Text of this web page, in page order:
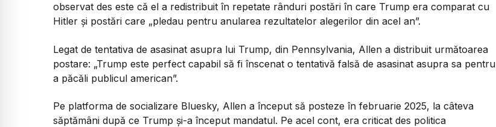
observat des este că el a redistribuit în repetate rânduri postări în care Trump era comparat cu
Hitler și postări care „pledau pentru anularea rezultatelor alegerilor din acel an”.
Legat de tentativa de asasinat asupra lui Trump, din Pennsylvania, Allen a distribuit următoarea
postare: „Trump este perfect capabil să fi înscenat o tentativă falsă de asasinat asupra sa pentru
a păcăli publicul american”.
Pe platforma de socializare Bluesky, Allen a început să posteze în februarie 2025, la câteva
săptămâni după ce Trump și-a început mandatul. Pe acel cont, era criticat des politica